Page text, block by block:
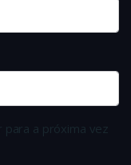
para a próxima vez